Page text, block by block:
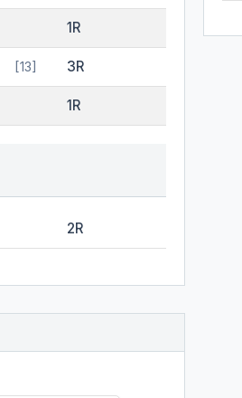
1R
[13] 3R
1R
2R